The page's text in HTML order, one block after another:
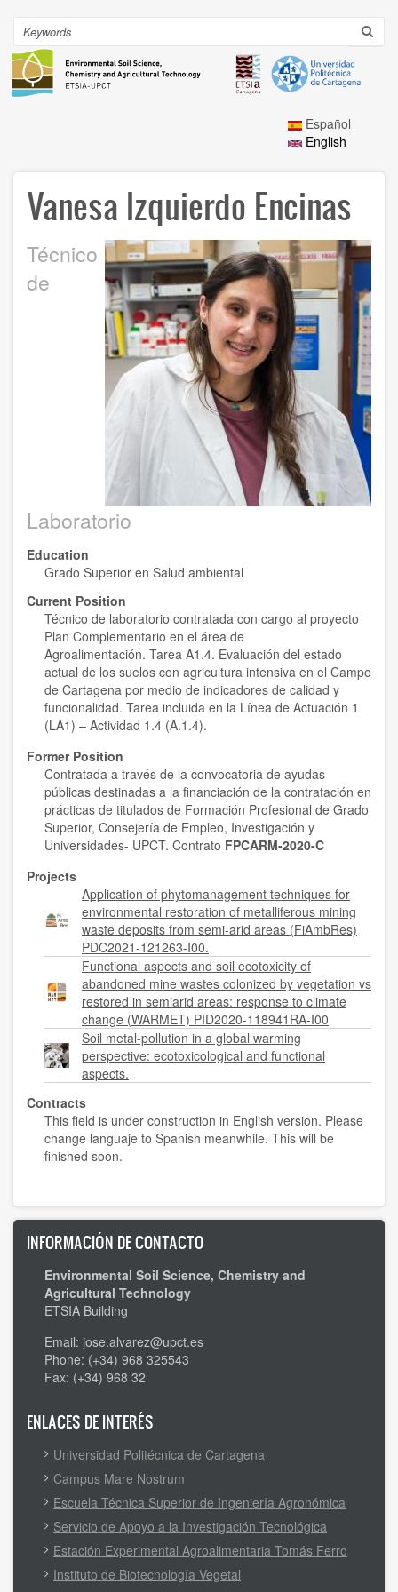
main
content
Search
Español
English
Vanesa Izquierdo Encinas
Técnico
de
Laboratorio
Education
Grado Superior en Salud ambiental
Current Position
Técnico de laboratorio contratada con cargo al proyecto
Plan Complementario en el área de
Agroalimentación. Tarea A1.4. Evaluación del estado
actual de los suelos con agricultura intensiva en el Campo
de Cartagena por medio de indicadores de calidad y
funcionalidad. Tarea incluida en la Línea de Actuación 1
(LA1) – Actividad 1.4 (A.1.4).
Former Position
Contratada a través de la convocatoria de ayudas
públicas destinadas a la financiación de la contratación en
prácticas de titulados de Formación Profesional de Grado
Superior, Consejería de Empleo, Investigación y
Universidades- UPCT. Contrato FPCARM-2020-C
Projects
Application of phytomanagement techniques for
environmental restoration of metalliferous mining
waste deposits from semi-arid areas (FiAmbRes)
PDC2021-121263-I00.
Functional aspects and soil ecotoxicity of
abandoned mine wastes colonized by vegetation vs
restored in semiarid areas: response to climate
change (WARMET) PID2020-118941RA-I00
Soil metal-pollution in a global warming
perspective: ecotoxicological and functional
aspects.
Contracts
This field is under construction in English version. Please
change languaje to Spanish meanwhile. This will be
finished soon.
INFORMACIÓN DE CONTACTO
Environmental Soil Science, Chemistry and
Agricultural Technology
ETSIA Building
Email: jose.alvarez@upct.es
Phone: (+34) 968 325543
Fax: (+34) 968 32
ENLACES DE INTERÉS
Universidad Politécnica de Cartagena
Campus Mare Nostrum
Escuela Técnica Superior de Ingeniería Agronómica
Servicio de Apoyo a la Investigación Tecnológica
Estación Experimental Agroalimentaria Tomás Ferro
Instituto de Biotecnología Vegetal